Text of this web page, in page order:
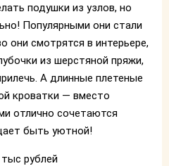
подушки из узлов, но
Популярными они стали
они смотрятся в интерьере,
из шерстяной пряжи,
А длинные плетеные
кроватки — вместо
отлично сочетаются
быть уютной!
рублей